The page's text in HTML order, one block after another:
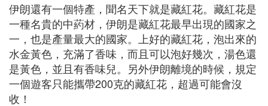
伊朗還有一個特產，聞名天下就是藏紅花。藏紅花是
一種名貴的中葯材，伊朗是藏紅花最早出現的國家之
一，也是產量最大的國家。上好的藏紅花，泡出來的
水金黃色，充滿了香味，而且可以泡好幾次，湯色還
是黃色，並且有香味兒。另外伊朗離境的時候，規定
一個遊客只能攜帶200克的藏紅花，超過可能會沒
收！